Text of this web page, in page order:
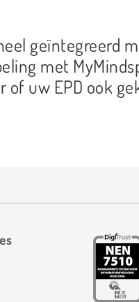
geïntegreerd
met
of uw EPD ook